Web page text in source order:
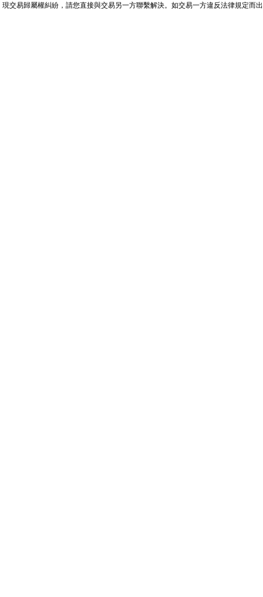
現交易歸屬權糾紛，請您直接與交易另一方聯繫解決。如交易一方違反法律規定